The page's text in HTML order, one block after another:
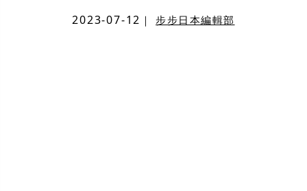
2023-07-12 ｜步步日本編輯部